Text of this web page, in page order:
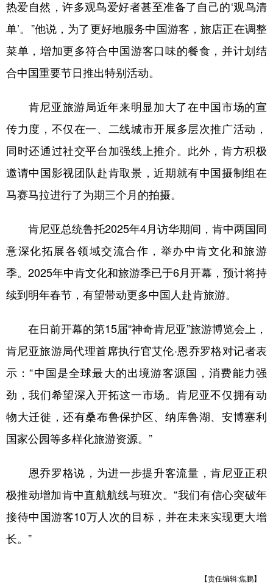
热爱自然，许多观鸟爱好者甚至准备了自己的‘观鸟清
单’。”他说，为了更好地服务中国游客，旅店正在调整
菜单，增加更多符合中国游客口味的餐食，并计划结
合中国重要节日推出特别活动。
肯尼亚旅游局近年来明显加大了在中国市场的宣
传力度，不仅在一、二线城市开展多层次推广活动，
同时还通过社交平台加强线上推介。此外，肯方积极
邀请中国影视团队赴肯取景，近期就有中国摄制组在
马赛马拉进行了为期三个月的拍摄。
肯尼亚总统鲁托2025年4月访华期间，肯中两国同
意深化拓展各领域交流合作，举办中肯文化和旅游
季。2025年中肯文化和旅游季已于6月开幕，预计将持
续到明年春节，有望带动更多中国人赴肯旅游。
在日前开幕的第15届“神奇肯尼亚”旅游博览会上，
肯尼亚旅游局代理首席执行官艾伦·恩乔罗格对记者表
示：“中国是全球最大的出境游客源国，消费能力强
劲，我们希望深入开拓这一市场。肯尼亚不仅拥有动
物大迁徙，还有桑布鲁保护区、纳库鲁湖、安博塞利
国家公园等多样化旅游资源。”
恩乔罗格说，为进一步提升客流量，肯尼亚正积
极推动增加肯中直航航线与班次。“我们有信心突破年
接待中国游客10万人次的目标，并在未来实现更大增
长。”
【责任编辑:焦鹏】